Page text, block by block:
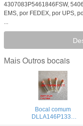
4307083P5461846FSW,
EMS, por FEDEX, por UPS,
...
Mais Outros bocais
Bocal comum
DLLA146P1339